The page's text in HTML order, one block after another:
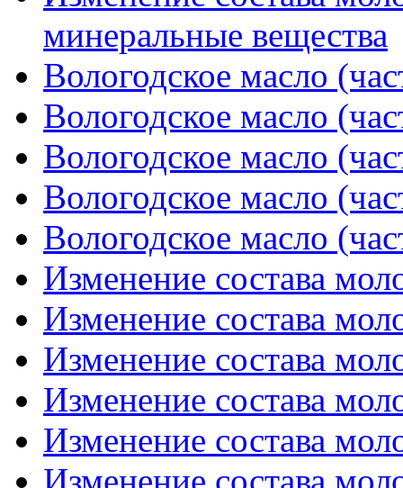
минеральные вещества
Вологодское масло
Вологодское масло
Вологодское масло
Вологодское масло
Вологодское масло
Изменение состава
Изменение состава
Изменение состава
Изменение состава
Изменение состава
Изменение состава